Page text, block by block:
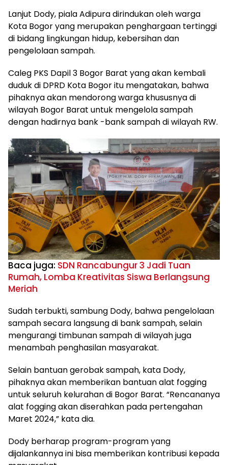
Lanjut Dody, piala Adipura dirindukan oleh warga
Kota Bogor yang merupakan penghargaan tertinggi
di bidang lingkungan hidup, kebersihan dan
pengelolaan sampah.
Caleg PKS Dapil 3 Bogor Barat yang akan kembali
duduk di DPRD Kota Bogor itu mengatakan, bahwa
pihaknya akan mendorong warga khususnya di
wilayah Bogor Barat untuk mengelola sampah
dengan hadirnya bank -bank sampah di wilayah RW.
Baca juga: SDN Rancabungur 3 Jadi Tuan
Rumah, Lomba Kreativitas Siswa Berlangsung
Meriah
Sudah terbukti, sambung Dody, bahwa pengelolaan
sampah secara langsung di bank sampah, selain
mengurangi timbunan sampah di wilayah juga
menambah penghasilan masyarakat.
Selain bantuan gerobak sampah, kata Dody,
pihaknya akan memberikan bantuan alat fogging
untuk seluruh kelurahan di Bogor Barat. “Rencananya
alat fogging akan diserahkan pada pertengahan
Maret 2024,” kata dia.
Dody berharap program-program yang
dijalankannya ini bisa memberikan kontribusi kepada